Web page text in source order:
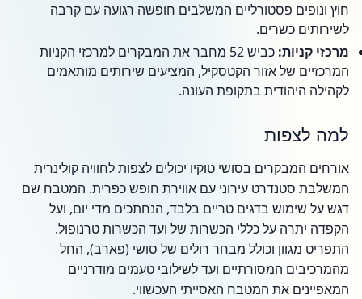
חוץ ונופים פסטורליים המשלבים חופשה רגועה עם קרבה
לשירותים כשרים.
מרכזי קניות:
כביש 52 מחבר את המבקרים למרכזי הקניות
המרכזיים של אזור הקטסקיל, המציעים שירותים מותאמים
לקהילה היהודית בתקופת העונה.
למה לצפות
אורחים המבקרים בסושי טוקיו יכולים לצפות לחוויה קולינרית
המשלבת סטנדרט עירוני עם אווירת חופש כפרית. המטבח שם
דגש על שימוש בדגים טריים בלבד, הנחתכים מדי יום, ועל
הקפדה יתרה על כללי הכשרות של ועד הכשרות טרנופול.
התפריט מגוון וכולל מבחר רולים של סושי (פארב), החל
מהמרכיבים המסורתיים ועד לשילובי טעמים מודרניים
המאפיינים את המטבח האסייתי העכשווי.